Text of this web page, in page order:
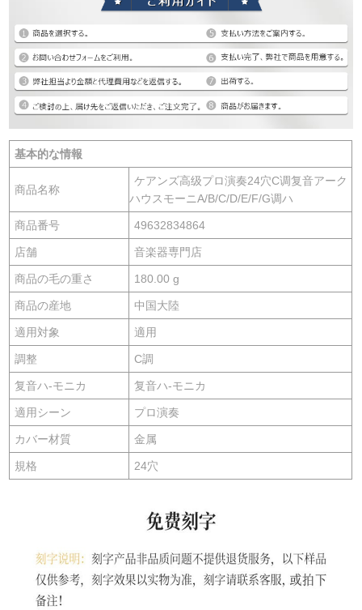
基本的な情報
商品名称
ケアンズ高级プロ演奏24穴C调复音アーク
ハウスモーニA/B/C/D/E/F/G调ハ
商品番号 49632834864
店舗 音楽器専門店
商品の毛の重さ 180.00 g
商品の産地 中国大陸
適用対象 適用
調整 C調
复音ハ-モニカ 复音ハ-モニカ
適用シーン プロ演奏
カバー材質 金属
規格 24穴